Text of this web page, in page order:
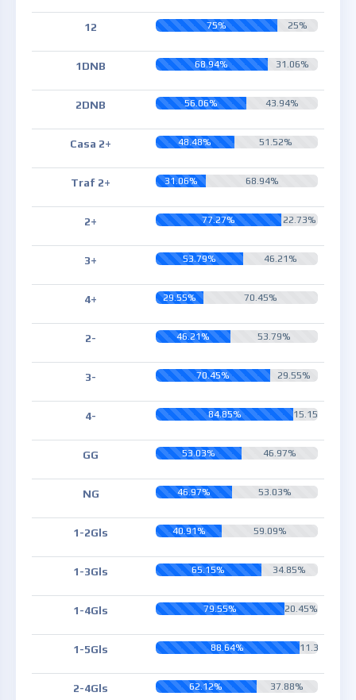
12 75% 25%
1DNB 68.94% 31.06%
2DNB 56.06% 43.94%
Casa 2+ 48.48% 51.52%
Traf 2+ 31.06% 68.94%
2+ 77.27% 22.73%
3+ 53.79% 46.21%
4+ 29.55% 70.45%
2- 46.21% 53.79%
3- 70.45% 29.55%
4- 84.85% 15.15%
GG 53.03% 46.97%
NG 46.97% 53.03%
1-2Gls 40.91% 59.09%
1-3Gls 65.15% 34.85%
1-4Gls 79.55% 20.45%
1-5Gls 88.64% 11.36%
2-4Gls 62.12% 37.88%